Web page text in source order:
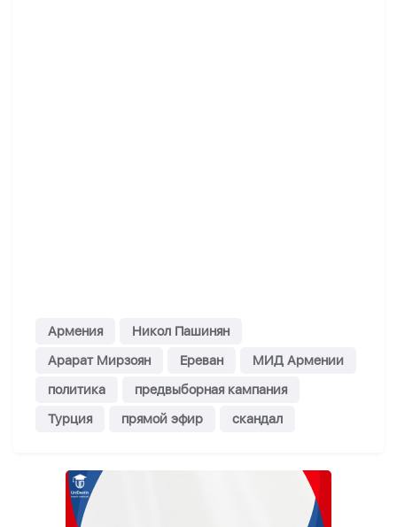
Армения
Никол Пашинян
Арарат Мирзоян
Ереван
МИД Армении
политика
предвыборная кампания
Турция
прямой эфир скандал